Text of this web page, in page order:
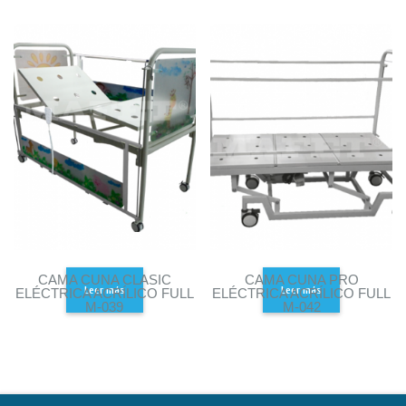
CAMA CUNA CLASIC
ELÉCTRICA ACRÍLICO FULL
M-039
Leer más
CAMA CUNA PRO
ELÉCTRICA ACRÍLICO FULL
M-042
Leer más